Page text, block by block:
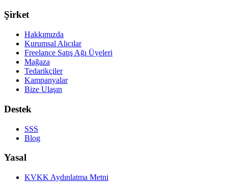
Şirket
Hakkımızda
Kurumsal Alıcılar
Freelance Satış Ağı Üyeleri
Mağaza
Tedarikçiler
Kampanyalar
Bize Ulaşın
Destek
SSS
Blog
Yasal
KVKK Aydınlatma Metni